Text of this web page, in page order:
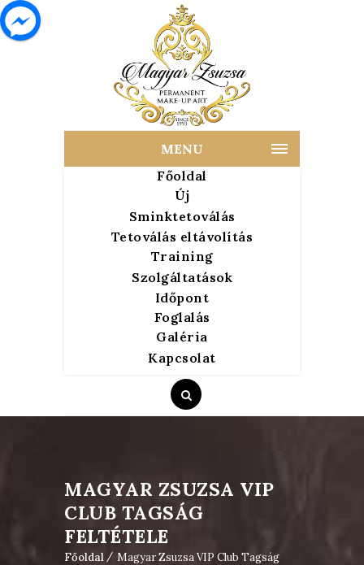
MENU
Főoldal
Új
Sminktetoválás
Tetoválás eltávolítás
Training
Szolgáltatások
Időpont
Foglalás
Galéria
Kapcsolat
MAGYAR ZSUZSA VIP
CLUB TAGSÁG
FELTÉTELE
Főoldal
Magyar Zsuzsa VIP Club Tagság